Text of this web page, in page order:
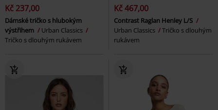
Kč 237,00
Dámské tričko s hlubokým
výstřihem
Urban Classics
Tričko s dlouhým rukávem
Kč 467,00
Contrast Raglan Henley L/S
Urban Classics
Tričko s dlouhým
rukávem